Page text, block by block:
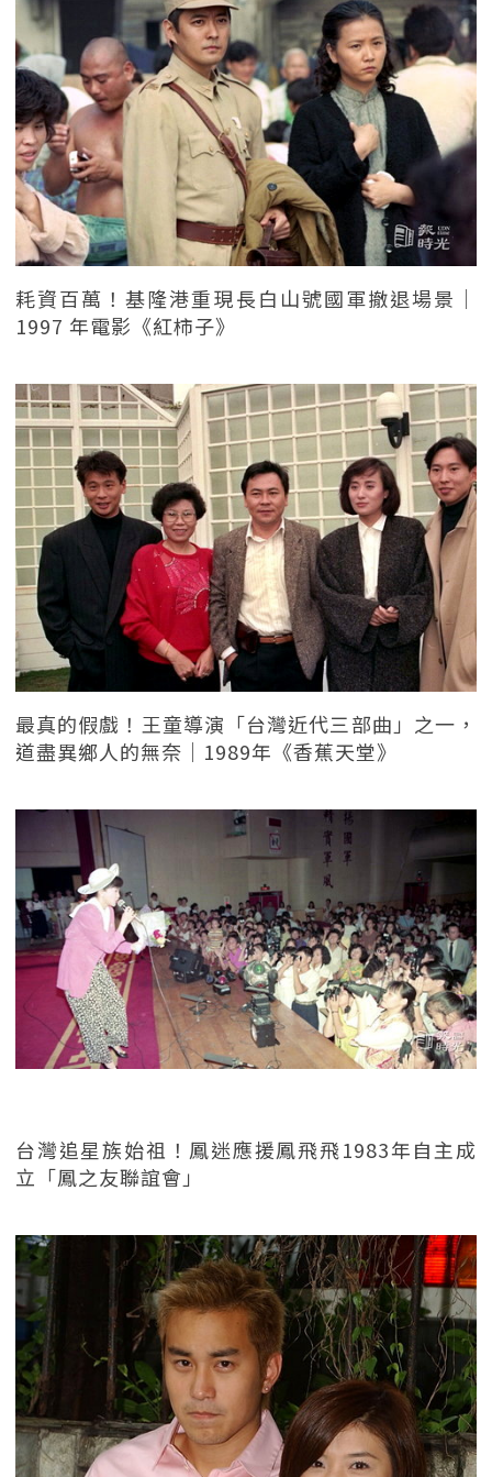
耗資百萬！基隆港重現長白山號國軍撤退場景｜
1997 年電影《紅柿子》
最真的假戲！王童導演「台灣近代三部曲」之一，
道盡異鄉人的無奈｜1989年《香蕉天堂》
台灣追星族始祖！鳳迷應援鳳飛飛1983年自主成
立「鳳之友聯誼會」